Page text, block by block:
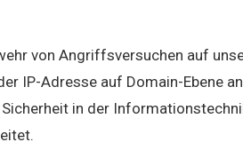
von Angriffsversuchen auf
IP-Adresse auf Domain-Ebene
in der